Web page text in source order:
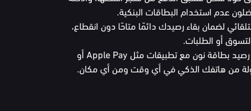
عدم استخدام البطاقات البنكية.
لضمان بقاء رصيدك دائمًا متاحًا دون انقطاع،
أو الطلبات.
الشحن عبر تطبيقات الدفع الإلكترونية: ربط رصيد بطاقة نون مع تطبيقات مثل Apple Pay أو